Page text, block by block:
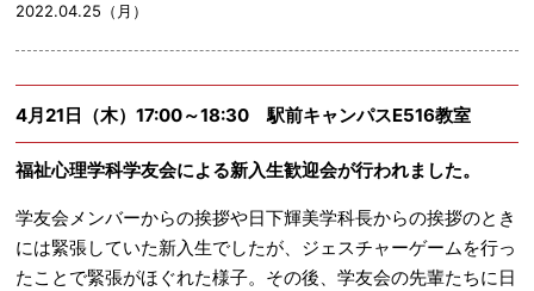
2022.04.25（月）
4月21日（木）17:00～18:30 駅前キャンパスE516教室
福祉心理学科学友会による新入生歓迎会が行われました。
学友会メンバーからの挨拶や日下輝美学科長からの挨拶のとき
には緊張していた新入生でしたが、ジェスチャーゲームを行っ
たことで緊張がほぐれた様子。その後、学友会の先輩たちに日